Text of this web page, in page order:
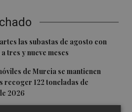
las subastas de agosto con
tres y nueve meses
de Murcia se mantienen
recoger 122 toneladas de
2026